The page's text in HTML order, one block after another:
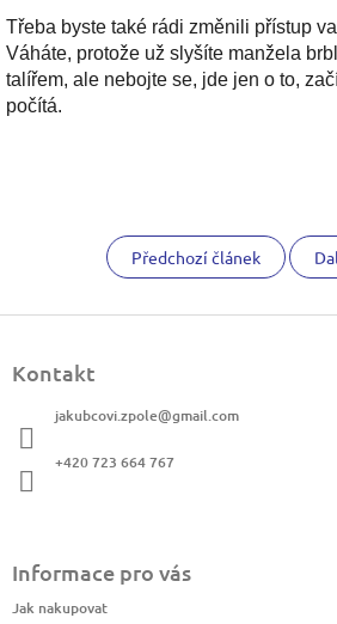
Třeba byste také rádi změnili přístup
Váháte, protože už slyšíte manžela
talířem, ale nebojte se, jde jen o to,
počítá.
Předchozí článek
Kontakt
jakubcovi.zpole@gmail.com
+420 723 664 767
Informace pro vás
Jak nakupovat